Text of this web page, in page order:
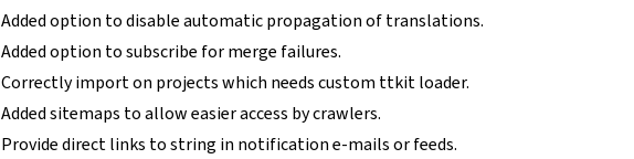
Added option to disable automatic propagation of translations.
Added option to subscribe for merge failures.
Correctly import on projects which needs custom ttkit loader.
Added sitemaps to allow easier access by crawlers.
Provide direct links to string in notification e-mails or feeds.